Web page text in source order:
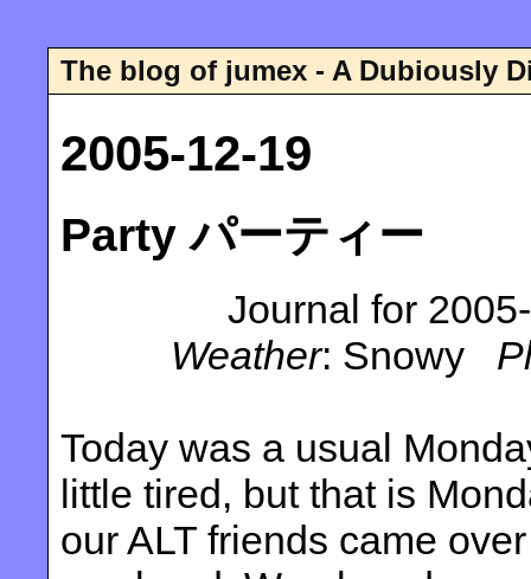
The blog of jumex - A Dubiously
2005-12-19
Party パーティー
Journal for
Weather: Snowy
Today was a usual
little tired, but that is
our ALT friends came